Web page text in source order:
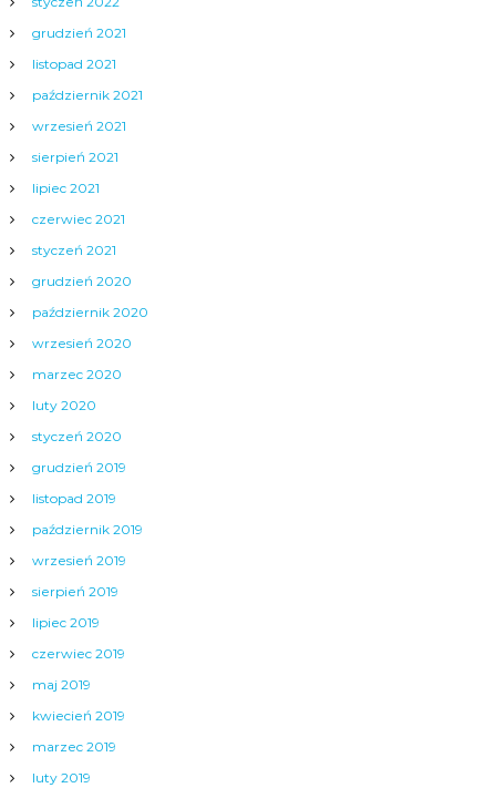
grudzień 2021
listopad 2021
październik 2021
wrzesień 2021
sierpień 2021
lipiec 2021
czerwiec 2021
styczeń 2021
grudzień 2020
październik 2020
wrzesień 2020
marzec 2020
luty 2020
styczeń 2020
grudzień 2019
listopad 2019
październik 2019
wrzesień 2019
sierpień 2019
lipiec 2019
czerwiec 2019
maj 2019
kwiecień 2019
marzec 2019
luty 2019